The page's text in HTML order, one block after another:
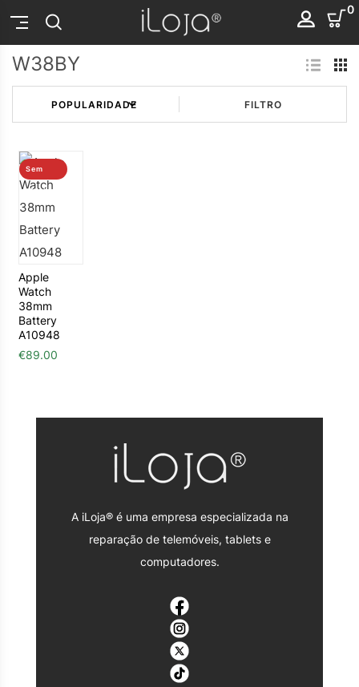
0
W38BY
FILTRO
Sem
stock
Apple
Watch
38mm
Battery
A10948
€89.00
A iLoja® é uma empresa especializada na
reparação de telemóveis, tablets e
computadores.